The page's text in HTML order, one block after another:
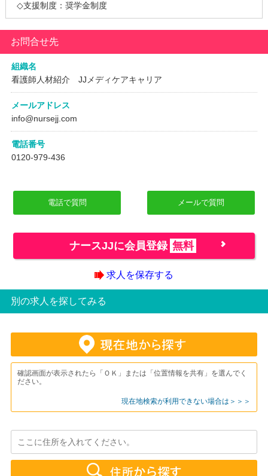
◇支援制度：奨学金制度
お問合せ先
組織名
看護師人材紹介 JJメディケアキャリア
メールアドレス
info@nursejj.com
電話番号
0120-979-436
電話で質問 メールで質問
ナースJJに会員登録 無料
求人を保存する
別の求人を探してみる
確認画面が表示されたら「ＯＫ」または「位置情報を共有」を選んでく
ださい。
現在地検索が利用できない場合は＞＞＞